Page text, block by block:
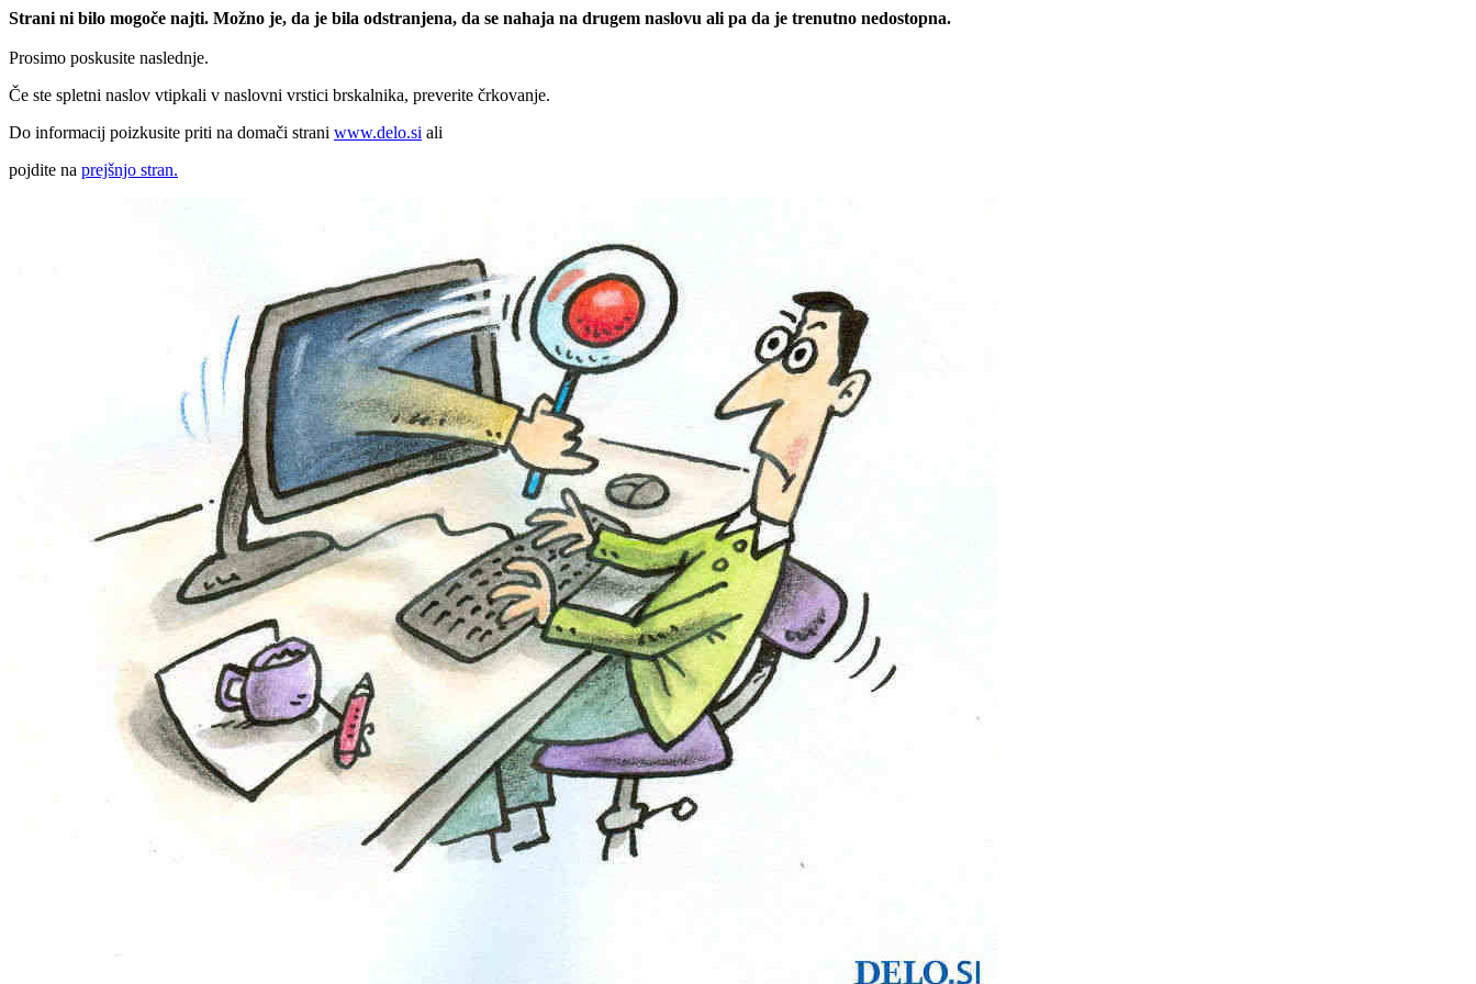
Strani ni bilo mogoče najti. Možno je, da je bila odstranjena, da se nahaja na drugem naslovu ali pa da je trenutno nedostopna.
Prosimo poskusite naslednje.
Če ste spletni naslov vtipkali v naslovni vrstici brskalnika, preverite črkovanje.
Do informacij poizkusite priti na domači strani www.delo.si ali
pojdite na prejšnjo stran.